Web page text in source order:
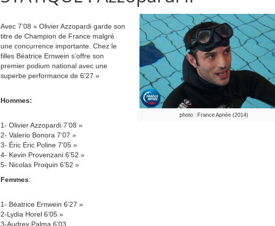
photo : France Apnée (2014)
Avec 7’08 » Olivier Azzopardi garde son
titre de Champion de France malgré
une concurrence importante. Chez le
filles Béatrice Ernwein s’offre son
premier podium national avec une
superbe performance de 6’27 »
Hommes:
1- Olivier Azzopardi 7’08 »
2- Valerio Bonora 7’07 »
3- Éric Eric Poline 7’05 »
4- Kevin Provenzani 6’52 »
5- Nicolas Proquin 6’52 »
Femmes:
1- Béatrice Ernwein 6’27 »
2-Lydia Horel 6’05 »
3-Audrey Palma 6’03